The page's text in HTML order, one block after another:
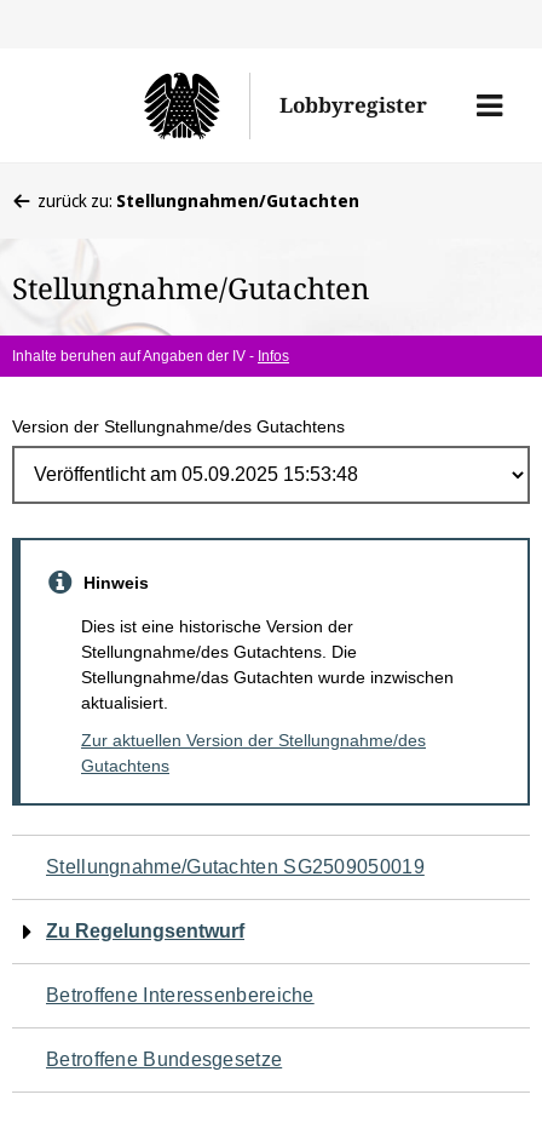
Lobbyregister
Menü
befinden
hier:
zurück zu: Stellungnahmen/Gutachten
Stellungnahme/Gutachten
Inhalte beruhen auf Angaben der IV - Infos
Version der Stellungnahme/des Gutachtens
Hinweis
Dies ist eine historische Version der
Stellungnahme/des Gutachtens. Die
Stellungnahme/das Gutachten wurde inzwischen
aktualisiert.
Zur aktuellen Version der Stellungnahme/des
Gutachtens
Navigation
für
den
Seiteninhalt
Stellungnahme/Gutachten SG2509050019
Zu Regelungsentwurf
Betroffene Interessenbereiche
Betroffene Bundesgesetze